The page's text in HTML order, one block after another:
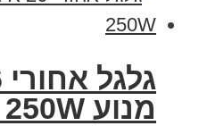
מנוע 8FUN 36V 250W